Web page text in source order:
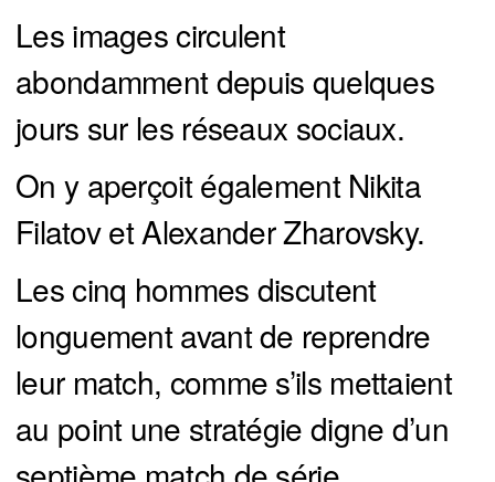
Les images circulent
abondamment depuis quelques
jours sur les réseaux sociaux.
On y aperçoit également Nikita
Filatov et Alexander Zharovsky.
Les cinq hommes discutent
longuement avant de reprendre
leur match, comme s’ils mettaient
au point une stratégie digne d’un